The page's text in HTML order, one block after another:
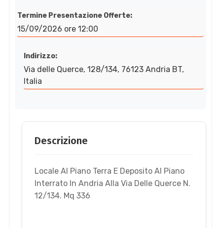
Termine Presentazione Offerte:
15/09/2026 ore 12:00
Indirizzo:
Via delle Querce, 128/134, 76123 Andria BT,
Italia
Descrizione
Locale Al Piano Terra E Deposito Al Piano
Interrato In Andria Alla Via Delle Querce N.
12/134. Mq 336